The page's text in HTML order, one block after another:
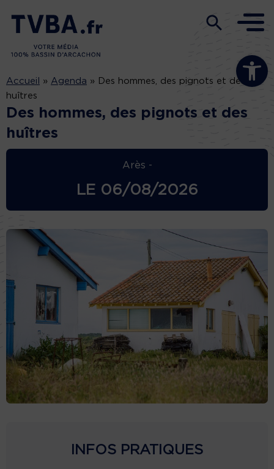
Ouvrir la
Accueil » Agenda »
Des hommes, des pignots et des
huîtres
Des hommes, des pignots et des
huîtres
Arès -
LE 06/08/2026
INFOS PRATIQUES